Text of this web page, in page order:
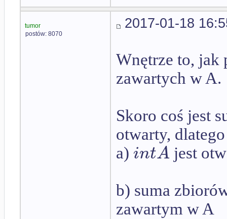
tumor
postów: 8070
2017-01-18
Wnętrze to, jak
zawartych w A.
Skoro coś jest
otwarty, dlatego
a) intA jest
b) suma
zawartym w A